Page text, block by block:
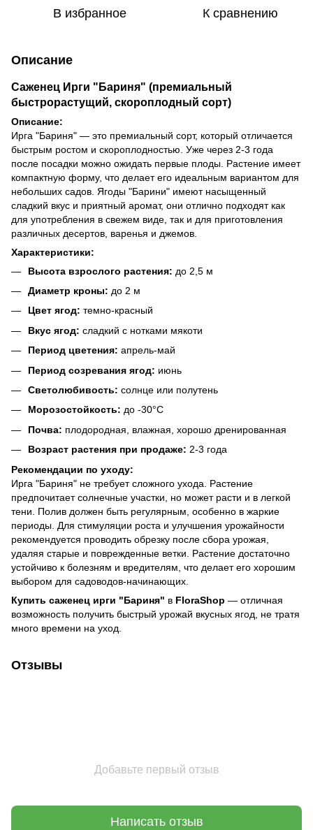
В избранное К сравнению
Описание
Саженец Ирги "Бариня" (премиальный
быстрорастущий, скороплодный сорт)
Описание:
Ирга "Бариня" — это премиальный сорт, который отличается
быстрым ростом и скороплодностью. Уже через 2-3 года
после посадки можно ожидать первые плоды. Растение имеет
компактную форму, что делает его идеальным вариантом для
небольших садов. Ягоды "Барини" имеют насыщенный
сладкий вкус и приятный аромат, они отлично подходят как
для употребления в свежем виде, так и для приготовления
различных десертов, варенья и джемов.
Характеристики:
Высота взрослого растения: до 2,5 м
Диаметр кроны: до 2 м
Цвет ягод: темно-красный
Вкус ягод: сладкий с нотками мякоти
Период цветения: апрель-май
Период созревания ягод: июнь
Светолюбивость: солнце или полутень
Морозостойкость: до -30°C
Почва: плодородная, влажная, хорошо дренированная
Возраст растения при продаже: 2-3 года
Рекомендации по уходу:
Ирга "Бариня" не требует сложного ухода. Растение
предпочитает солнечные участки, но может расти и в легкой
тени. Полив должен быть регулярным, особенно в жаркие
периоды. Для стимуляции роста и улучшения урожайности
рекомендуется проводить обрезку после сбора урожая,
удаляя старые и поврежденные ветки. Растение достаточно
устойчиво к болезням и вредителям, что делает его хорошим
выбором для садоводов-начинающих.
Купить саженец ирги "Бариня" в FloraShop — отличная
возможность получить быстрый урожай вкусных ягод, не тратя
много времени на уход.
Отзывы
Добавьте первый отзыв
Написать отзыв